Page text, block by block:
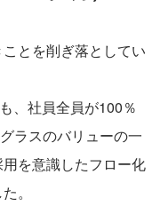
とを削ぎ落としてい
、社員全員が100％
グラスのバリューの一
を意識したフロー化
。